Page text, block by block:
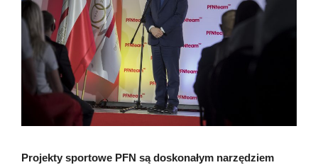
Projekty sportowe PFN są doskonałym narzędziem